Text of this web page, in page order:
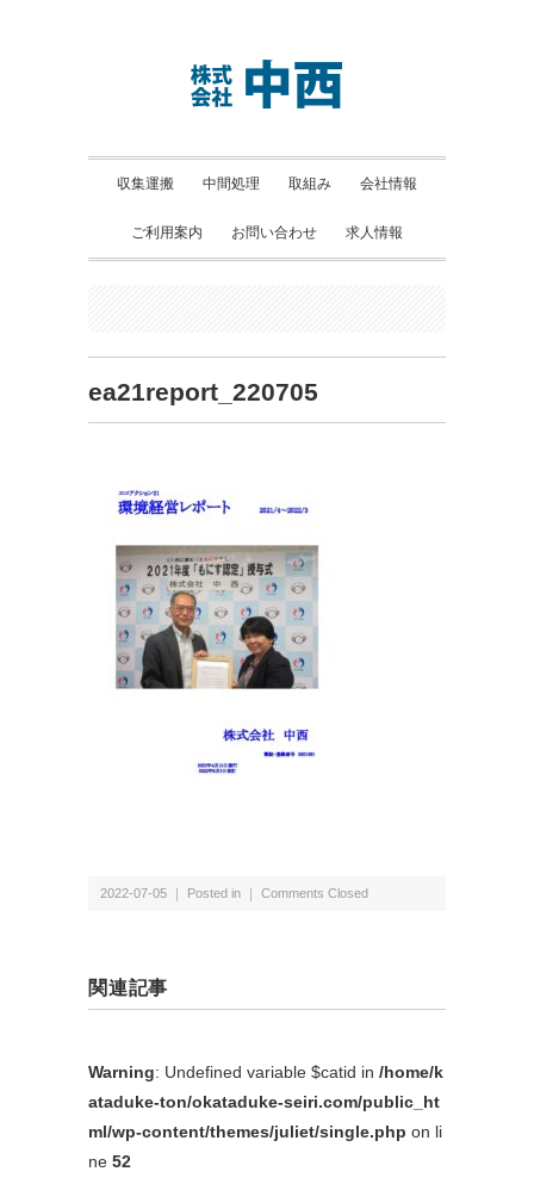
収集運搬 中間処理 取組み 会社情報
ご利用案内 お問い合わせ 求人情報
ea21report_220705
2022-07-05 ｜ Posted in ｜ Comments Closed
関連記事
Warning: Undefined variable $catid in /home/k
ataduke-ton/okataduke-seiri.com/public_ht
ml/wp-content/themes/juliet/single.php on li
ne 52